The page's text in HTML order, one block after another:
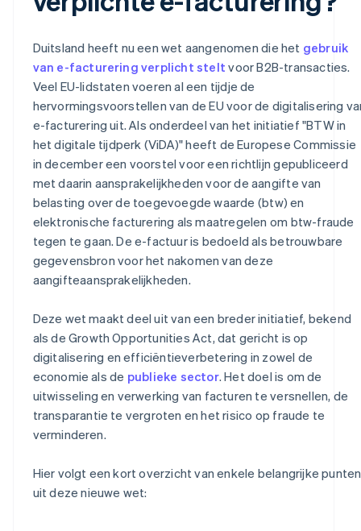
Duitsland heeft nu een wet aangenomen die het gebruik
van e-facturering verplicht stelt voor B2B-transacties.
Veel EU-lidstaten voeren al een tijdje de
hervormingsvoorstellen van de EU voor de digitalisering
e-facturering uit. Als onderdeel van het initiatief "BTW in
het digitale tijdperk (ViDA)" heeft de Europese Commissie
in december een voorstel voor een richtlijn gepubliceerd
met daarin aansprakelijkheden voor de aangifte van
belasting over de toegevoegde waarde (btw) en
elektronische facturering als maatregelen om btw-fraude
tegen te gaan. De e-factuur is bedoeld als betrouwbare
gegevensbron voor het nakomen van deze
aangifteaansprakelijkheden.
Deze wet maakt deel uit van een breder initiatief, bekend
als de Growth Opportunities Act, dat gericht is op
digitalisering en efficiëntieverbetering in zowel de
economie als de publieke sector. Het doel is om de
uitwisseling en verwerking van facturen te versnellen, de
transparantie te vergroten en het risico op fraude te
verminderen.
Hier volgt een kort overzicht van enkele belangrijke punten
uit deze nieuwe wet: